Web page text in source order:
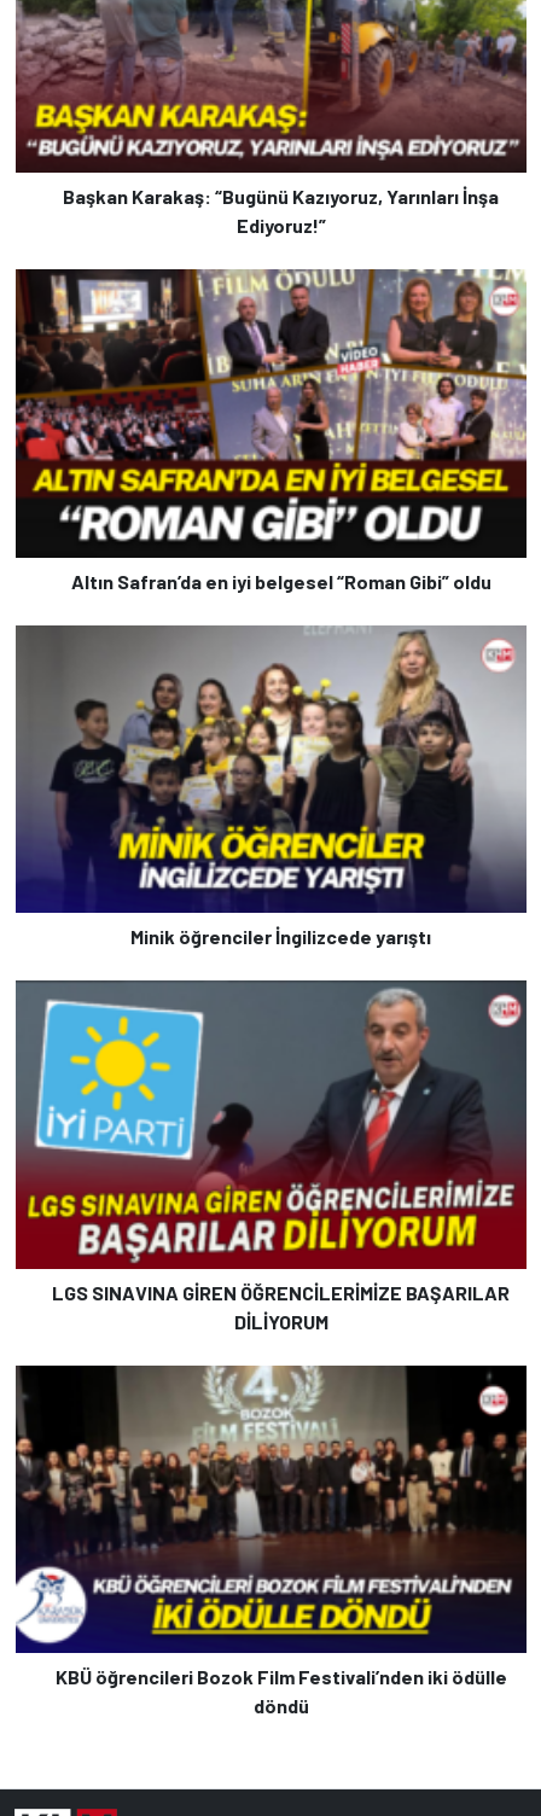
Başkan Karakaş: “Bugünü Kazıyoruz, Yarınları İnşa
Ediyoruz!”
Altın Safran’da en iyi belgesel “Roman Gibi” oldu
Minik öğrenciler İngilizcede yarıştı
LGS SINAVINA GİREN ÖĞRENCİLERİMİZE BAŞARILAR
DİLİYORUM
KBÜ öğrencileri Bozok Film Festivali’nden iki ödülle
döndü